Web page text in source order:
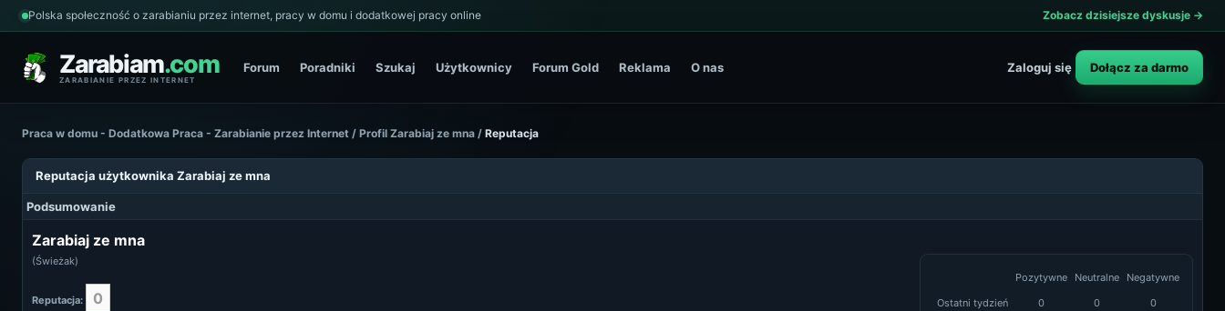
Polska społeczność o zarabianiu przez internet, pracy w domu i dodatkowej pracy online Zobacz dzisiejsze dyskusje →
Zarabiam.com
ZARABIANIE PRZEZ INTERNET
Forum Poradniki Szukaj Użytkownicy Forum Gold Reklama O nas Zaloguj się Dołącz za darmo
Praca w domu - Dodatkowa Praca - Zarabianie przez Internet / Profil Zarabiaj ze mna / Reputacja
Reputacja użytkownika Zarabiaj ze mna
Podsumowanie
Zarabiaj ze mna
(Świeżak)
Reputacja: 0
Pozytywne Neutralne
Negatywne
Ostatni tydzień
0 0
0